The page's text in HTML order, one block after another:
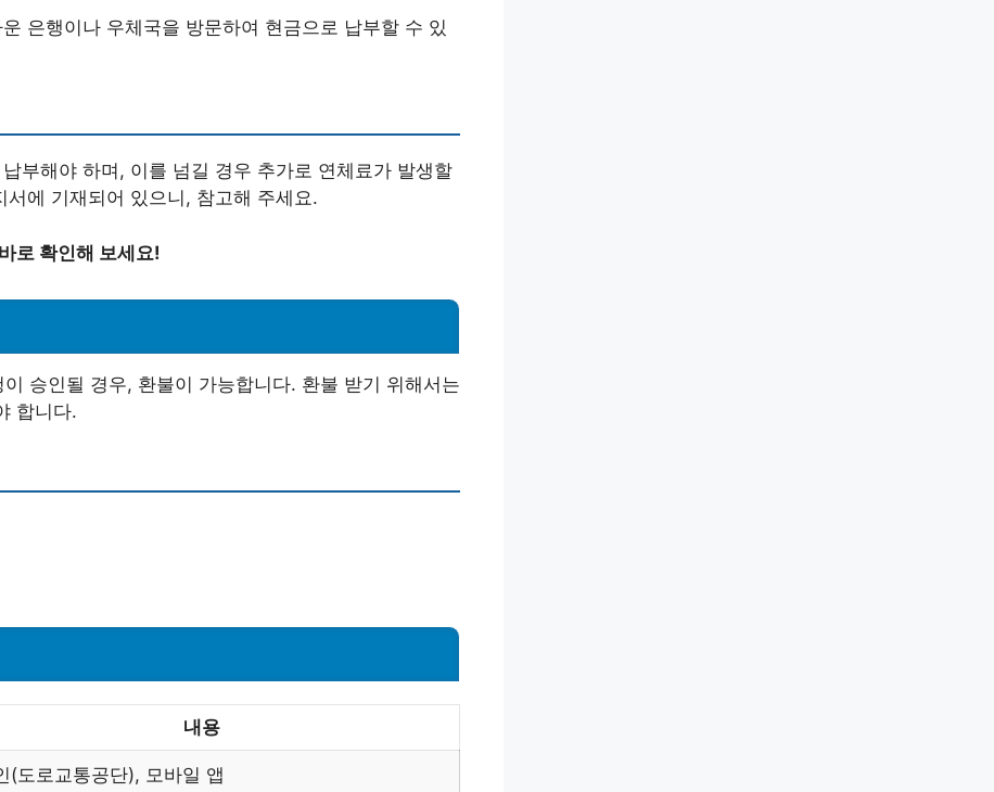
은행이나 우체국을 방문하여 현금으로 납부할 수 있
부해야 하며, 이를 넘길 경우 추가로 연체료가 발생할
에 기재되어 있으니, 참고해 주세요.
로 확인해 보세요!
승인될 경우, 환불이 가능합니다. 환불 받기 위해서는
합니다.
내용
(도로교통공단), 모바일 앱